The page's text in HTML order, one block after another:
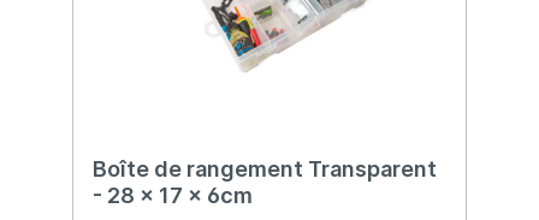
Boîte de rangement Transparent
- 28 x 17 x 6cm